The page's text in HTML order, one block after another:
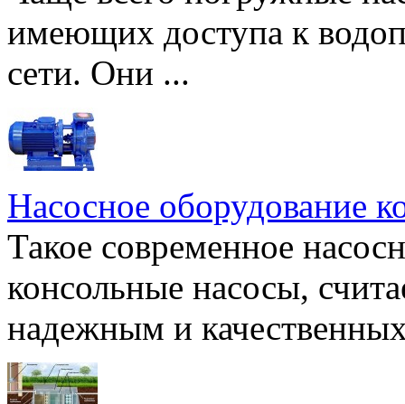
имеющих доступа к
сети. Они ...
Насосное оборудование
Такое современное
консольные насосы,
надежным и